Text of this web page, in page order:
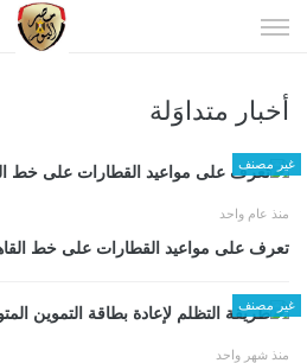
الى
أخبار متداوَلة
غير مصنف
منذ عام واحد
تعرف على مواعيد القطارات على خط
غير مصنف
منذ شهر واحد